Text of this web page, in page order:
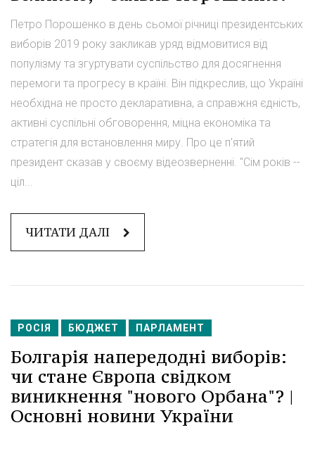
Петро Порошенко в день сьомої річниці президентських
виборів 2019 року закликав уряд відмовитися від
популізму та згуртувати суспільство для досягнення
перемоги та прогресу в країні. Він підкреслив, що Україні
необхідна не просто декларативна, а справжня єдність,
активні суспільні обговорення, міцна економіка та
стратегія для встановлення миру. Про це п'ятий
президент сказав у своєму відеозверненні. "Сім років --
ціл...
ЧИТАТИ ДАЛІ
РОСІЯ БЮДЖЕТ ПАРЛАМЕНТ
Болгарія напередодні виборів:
чи стане Європа свідком
виникнення "нового Орбана"? |
Основні новини України